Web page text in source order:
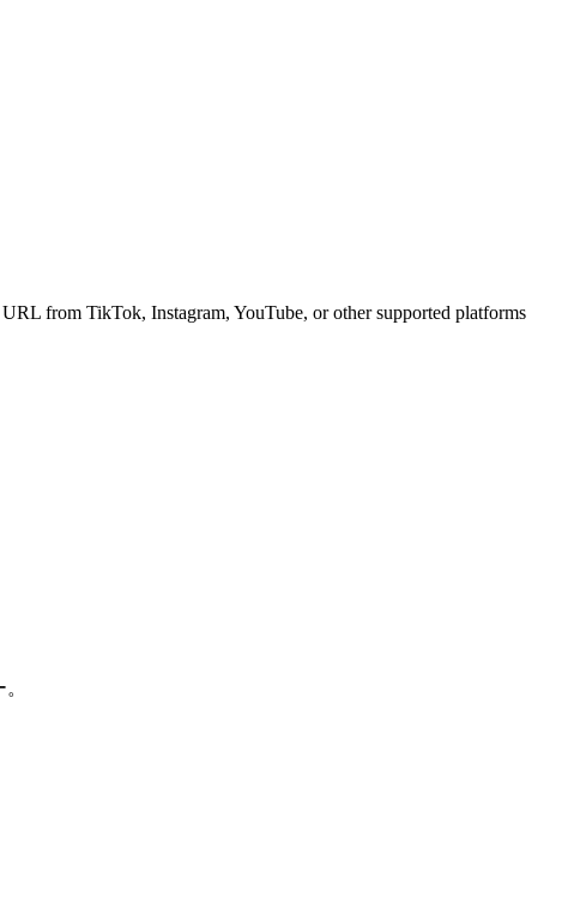
URL from TikTok, Instagram, YouTube, or other supported platforms